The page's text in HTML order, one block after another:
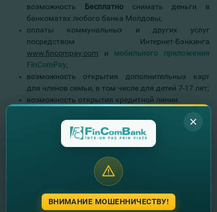
возможность Бесплатноснимать деньги в
банкоматах любого банка Молдовы;
оплаты коммунальных и других услуг
посредством Интернет-Бэнкинга
www.fincompay.com и мобильного приложения
FinComPay;
возможность открытия дополнительных карт
для членов семьи, в том числе для детей 7-17 лет;
возможность открытия кредитной линии.
Для информации о стоимости открытия и
обслуживания зарплатных проектов просим
ознакомиться с Тарифами Банка
В рамках продуктаIT PACK, пакет, созданный
специально для компаний в сфере IT, предприятия
ВНИМАНИЕ МОШЕННИЧЕСТВУ!